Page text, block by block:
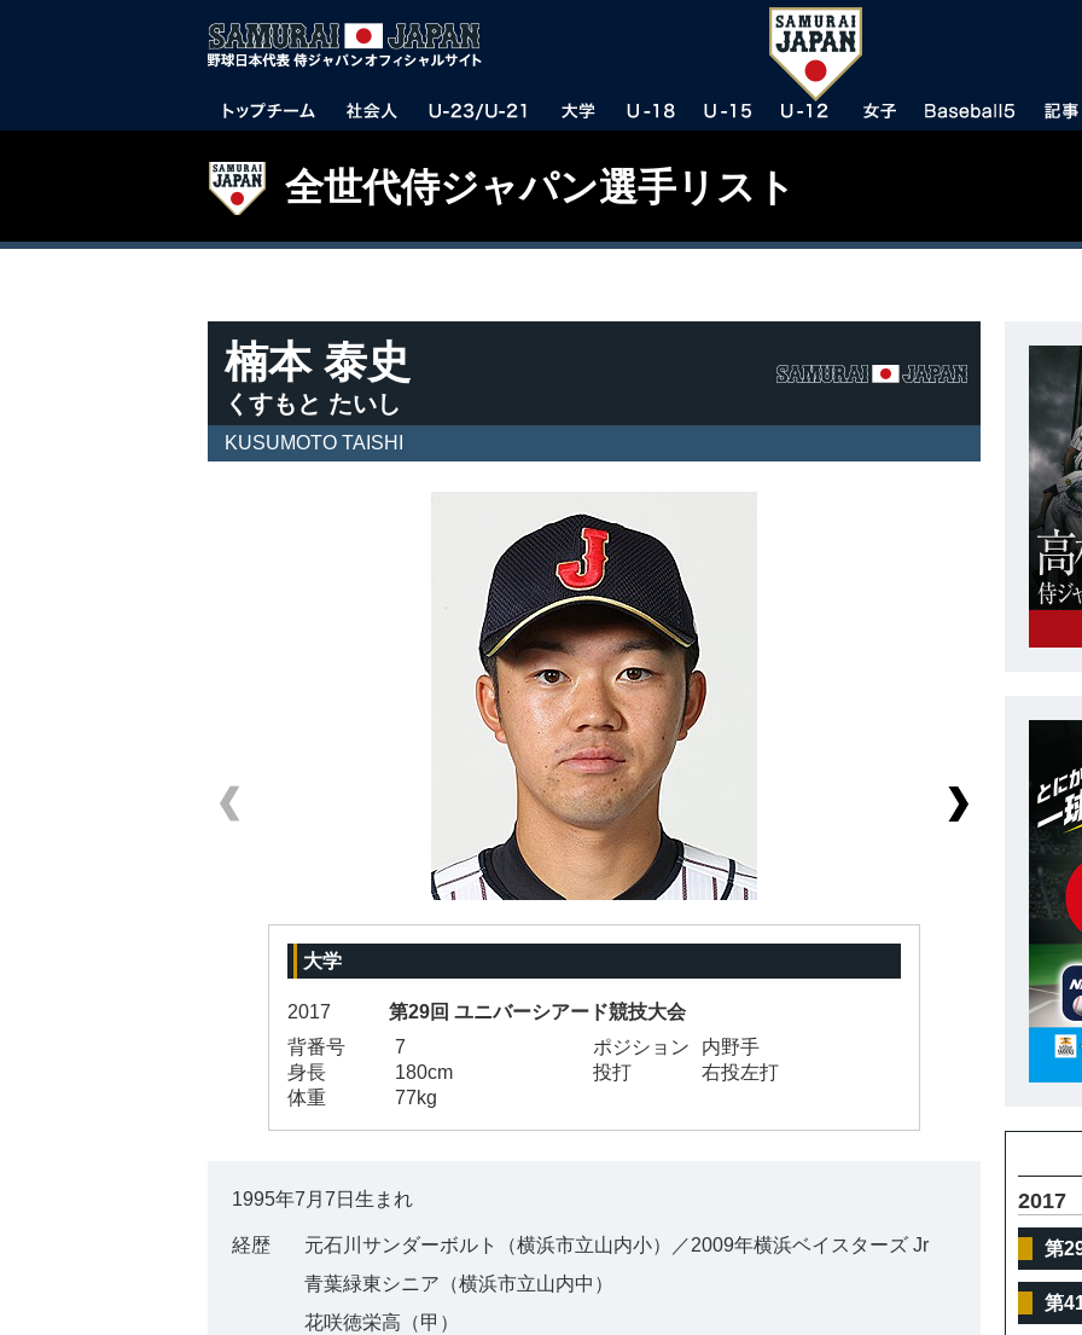
全世代侍ジャパン選手リスト
楠本 泰史
くすもと たいし
KUSUMOTO TAISHI
大学
2017
第29回 ユニバーシアード競技大会
背番号
7 ポジション
内野手
身長
180cm 投打
右投左打
体重
77kg
1995年7月7日生まれ
経歴
元石川サンダーボルト（横浜市立山内小）／2009年横浜ベイスターズ Jr
青葉緑東シニア（横浜市立山内中）
花咲徳栄高（甲）
2017
第
第